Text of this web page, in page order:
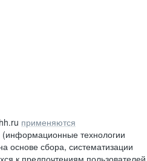
применяются
(информационные технологии
основе сбора, систематизации
к предпочтениям пользователей